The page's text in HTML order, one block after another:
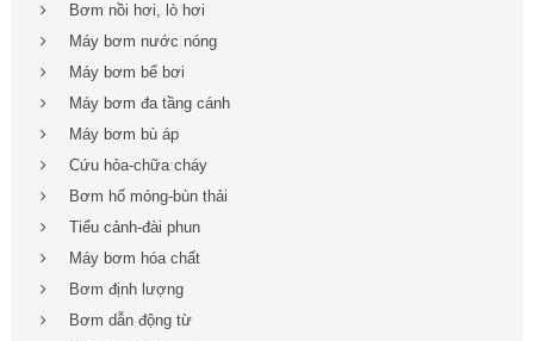
Bơm nồi hơi, lò hơi
Máy bơm nước nóng
Máy bơm bể bơi
Máy bơm đa tầng cánh
Máy bơm bù áp
Cứu hỏa-chữa cháy
Bơm hố móng-bùn thải
Tiểu cảnh-đài phun
Máy bơm hóa chất
Bơm định lượng
Bơm dẫn động từ